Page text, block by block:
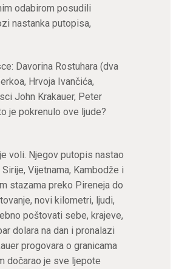
odabirom posudili
nastanka putopisa,
Davorina Rostuhara (dva
Hrvoja Ivančića,
John Krakauer, Peter
je pokrenulo ove ljude?
voli. Njegov putopis nastao
Vijetnama, Kambodže i
stazama preko Pireneja do
novi kilometri, ljudi,
poštovati sebe, krajeve,
dolara na dan i pronalazi
progovara o granicama
dočarao je sve ljepote